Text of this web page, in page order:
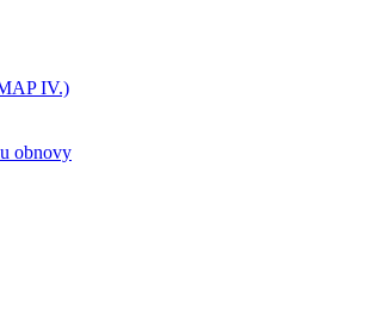
IV.)
obnovy